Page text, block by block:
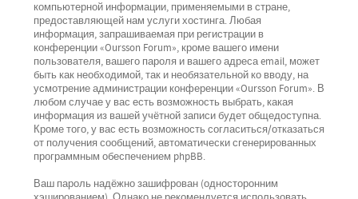
компьютерной информации, применяемыми в стране,
предоставляющей нам услуги хостинга. Любая
информация, запрашиваемая при регистрации в
конференции «Oursson Forum», кроме вашего имени
пользователя, вашего пароля и вашего адреса email, может
быть как необходимой, так и необязательной ко вводу, на
усмотрение администрации конференции «Oursson Forum». В
любом случае у вас есть возможность выбрать, какая
информация из вашей учётной записи будет общедоступна.
Кроме того, у вас есть возможность согласиться/отказаться
от получения сообщений, автоматически сгенерированных
программным обеспечением phpBB.
Ваш пароль надёжно зашифрован (односторонним